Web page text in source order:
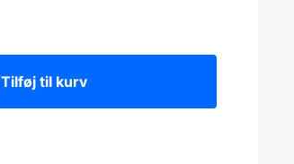
Tilføj til kurv